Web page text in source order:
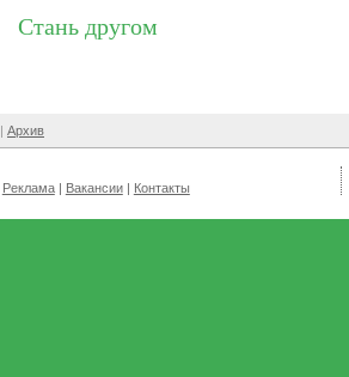
Стань другом
Архив
Реклама Вакансии Контакты